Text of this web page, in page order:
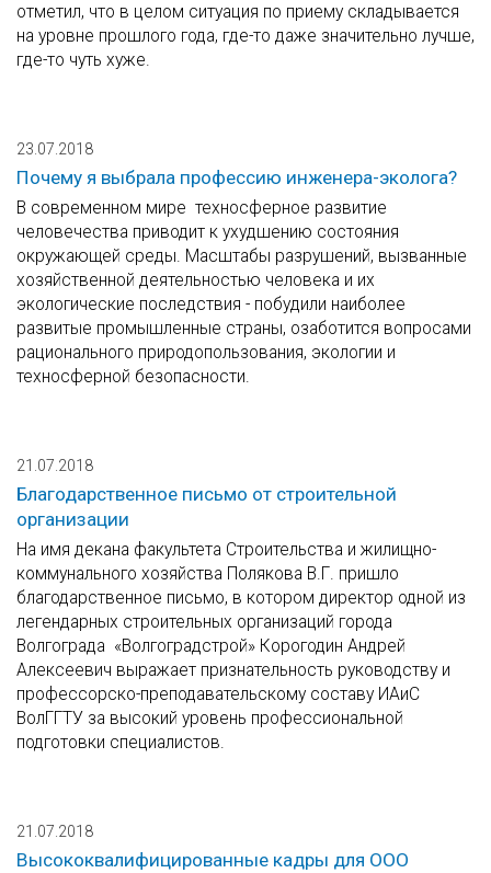
отметил, что в целом ситуация по приему складывается
на уровне прошлого года, где-то даже значительно лучше,
где-то чуть хуже.
23.07.2018
Почему я выбрала профессию инженера-эколога?
В современном мире техносферное развитие
человечества приводит к ухудшению состояния
окружающей среды. Масштабы разрушений, вызванные
хозяйственной деятельностью человека и их
экологические последствия - побудили наиболее
развитые промышленные страны, озаботится вопросами
рационального природопользования, экологии и
техносферной безопасности.
21.07.2018
Благодарственное письмо от строительной
организации
На имя декана факультета Строительства и жилищно-
коммунального хозяйства Полякова В.Г. пришло
благодарственное письмо, в котором директор одной из
легендарных строительных организаций города
Волгограда «Волгоградстрой» Корогодин Андрей
Алексеевич выражает признательность руководству и
профессорско-преподавательскому составу ИАиС
ВолГГТУ за высокий уровень профессиональной
подготовки специалистов.
21.07.2018
Высококвалифицированные кадры для ООО